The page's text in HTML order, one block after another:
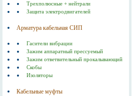
Трехполюсные + нейтрали
Защита электродвигателей
Арматура кабельная СИП
Гасители вибрации
Зажим аппаратный прессуемый
Зажим ответвительный прокалывающий
Скобы
Изоляторы
Кабельные муфты